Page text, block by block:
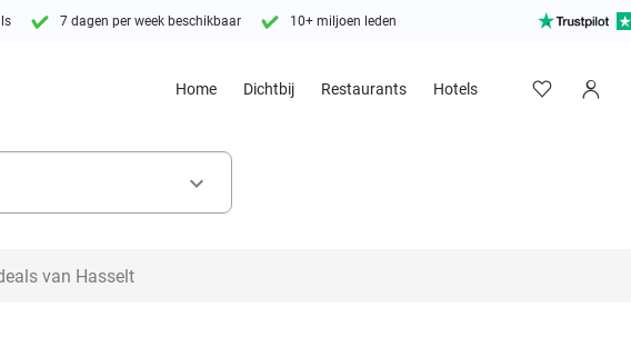
7 dagen per week beschikbaar 10+ miljoen leden
Home Dichtbij Restaurants Hotels
keyboard_arrow_down